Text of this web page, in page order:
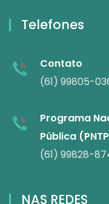
Telefones
Contato
(61) 99805-
Programa
Pública
(61) 99828-
NAS REDES